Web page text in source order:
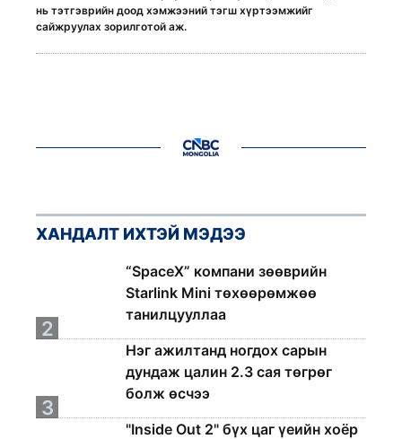
нь тэтгэврийн доод хэмжээний тэгш хүртээмжийг
сайжруулах зорилготой аж.
ХАНДАЛТ ИХТЭЙ МЭДЭЭ
“SpaceX” компани зөөврийн
Starlink Mini төхөөрөмжөө
танилцууллаа
2
Нэг ажилтанд ногдох сарын
дундаж цалин 2.3 сая төгрөг
болж өсчээ
3
"Inside Out 2" бүх цаг үеийн хоёр